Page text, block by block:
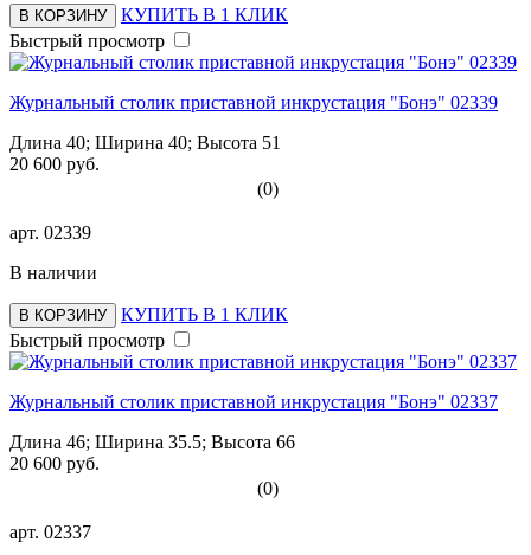
В КОРЗИНУ
КУПИТЬ В 1 КЛИК
Быстрый просмотр
Журнальный столик приставной инкрустация "Бонэ" 02339
Длина 40; Ширина 40; Высота 51
20 600 руб.
(0)
арт. 02339
В наличии
В КОРЗИНУ
КУПИТЬ В 1 КЛИК
Быстрый просмотр
Журнальный столик приставной инкрустация "Бонэ" 02337
Длина 46; Ширина 35.5; Высота 66
20 600 руб.
(0)
арт. 02337